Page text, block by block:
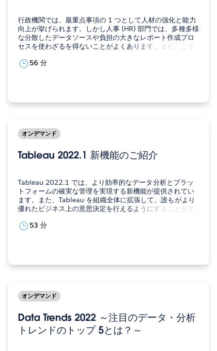
行政機関では、最重点事項の 1 つとして人材の強化と能力
向上が挙げられます。しかし人事 (HR) 部門では、多種多様
な分散したデータソースや負担の大きなレポート作成プロ
セスを使わざるを得ないことがよくあります。また、こう
ため職場の長期的な戦略的重点事項への取り組みは一層困
56 分
オンデマンド
Tableau 2022.1 新機能のご紹介
Tableau 2022.1 では、より効率的なデータ分析とプラッ
トフォームの確実な管理を実現する新機能が提供されてい
ます。また、Tableau を組織全体に拡張して、誰もがより
優れたビジネス上の意思決定を行えるようにすることがで
にてご紹介いたします。 新しいワークブックオプティマイ
53 分
オンデマンド
Data Trends 2022 ～注目のデータ・分析
トレンドのトップ 5とは？～